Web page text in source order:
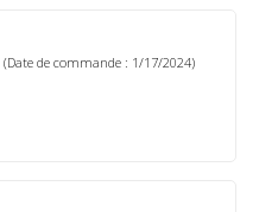
(Date de commande : 1/17/2024)